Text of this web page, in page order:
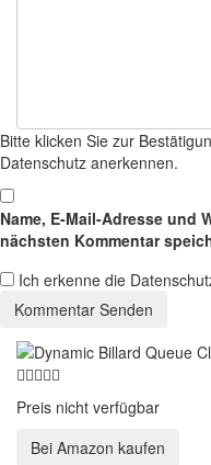
Bitte klicken Sie zur
Datenschutz anerkennen.
Name, E-Mail-Adresse und
nächsten Kommentar
Ich erkenne die
Preis nicht verfügbar
Bei Amazon kaufen